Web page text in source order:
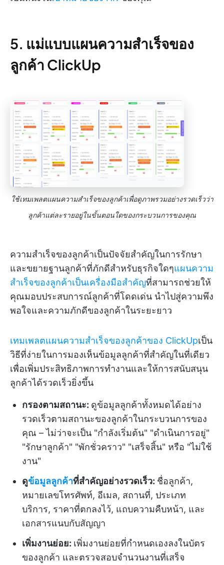
5. แม่แบบแผนความสำเร็จของ
ลูกค้า ClickUp
ใช้เทมเพลตแผนความสำเร็จของลูกค้าเพื่อดูภาพรวมอย่างรวดเร็วว่า
ลูกค้าแต่ละรายอยู่ในขั้นตอนใดของกระบวนการของคุณ
ความสำเร็จของลูกค้าเป็นปัจจัยสำคัญในการรักษา
และขยายฐานลูกค้าที่ภักดีสำหรับธุรกิจใดๆแผนความ
สำเร็จของลูกค้าเป็นเครื่องมือสำคัญที่สามารถช่วยให้
คุณมอบประสบการณ์ลูกค้าที่โดดเด่น นำไปสู่ความพึง
พอใจและความภักดีของลูกค้าในระยะยาว
เทมเพลตแผนความสำเร็จของลูกค้าของ ClickUpเป็น
วิธีที่ง่ายในการมองเห็นข้อมูลลูกค้าที่สำคัญในที่เดียว
เพื่อเพิ่มประสิทธิภาพการทำงานและให้การสนับสนุน
ลูกค้าได้รวดเร็วยิ่งขึ้น
กรองตามสถานะ: ดูข้อมูลลูกค้าทั้งหมดได้อย่าง
รวดเร็วตามสถานะของลูกค้าในกระบวนการของ
คุณ – ไม่ว่าจะเป็น "กำลังเริ่มต้น" "ดำเนินการอยู่"
"รักษาลูกค้า" "พักชั่วคราว" "เสร็จสิ้น" หรือ "ไม่ใช้
งาน"
ดูข้อมูลลูกค้าที่สำคัญอย่างรวดเร็ว: ชื่อลูกค้า,
หมายเลขโทรศัพท์, อีเมล, สถานที่, ประเภท
บริการ, ราคาที่ตกลงไว้, แถบความคืบหน้า, และ
เอกสารแนบกับสัญญา
เพิ่มงานย่อย: เพิ่มงานย่อยที่กำหนดเองลงในบัตร
ของลูกค้า และตรวจสอบจำนวนงานที่เสร็จ